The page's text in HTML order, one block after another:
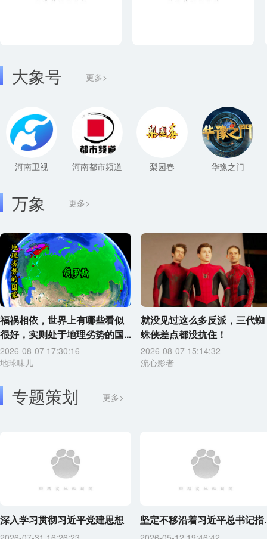
大象号 更多>
河南卫视 河南都市频道 梨园春 华豫之门
更多>
万象
福祸相依，世界上有哪些看似
很好，实则处于地理劣势的国...
2026-08-07 17:30:16
地球味儿
就没见过这么多反派，三代蜘
蛛侠差点都没抗住！
2026-08-07 15:14:32
流心影者
专题策划 更多>
深入学习贯彻习近平党建思想 坚定不移沿着习近平总书记指